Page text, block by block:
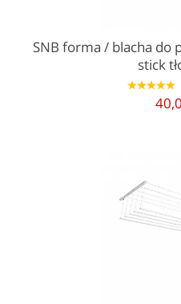
SNB forma / blacha do
stick
1 2 3 4 5